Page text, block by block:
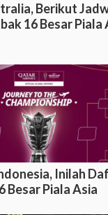
Berikut
16 Besar Piala
Inilah
Besar Piala Asia